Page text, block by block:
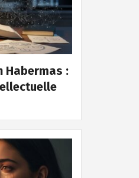
Habermas :